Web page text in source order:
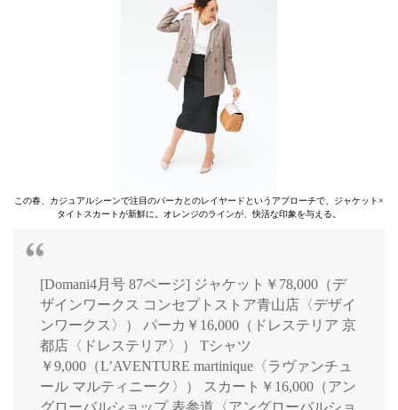
この春、カジュアルシーンで注目のパーカとのレイヤードというアプローチで、ジャケット×
タイトスカートが新鮮に。オレンジのラインが、快活な印象を与える。
[Domani4月号 87ページ] ジャケット￥78,000（デ
ザインワークス コンセプトストア青山店〈デザイ
ンワークス〉） パーカ￥16,000（ドレステリア 京
都店〈ドレステリア〉） Tシャツ
￥9,000（L’AVENTURE martinique〈ラヴァンチュ
ール マルティニーク〉） スカート￥16,000（アン